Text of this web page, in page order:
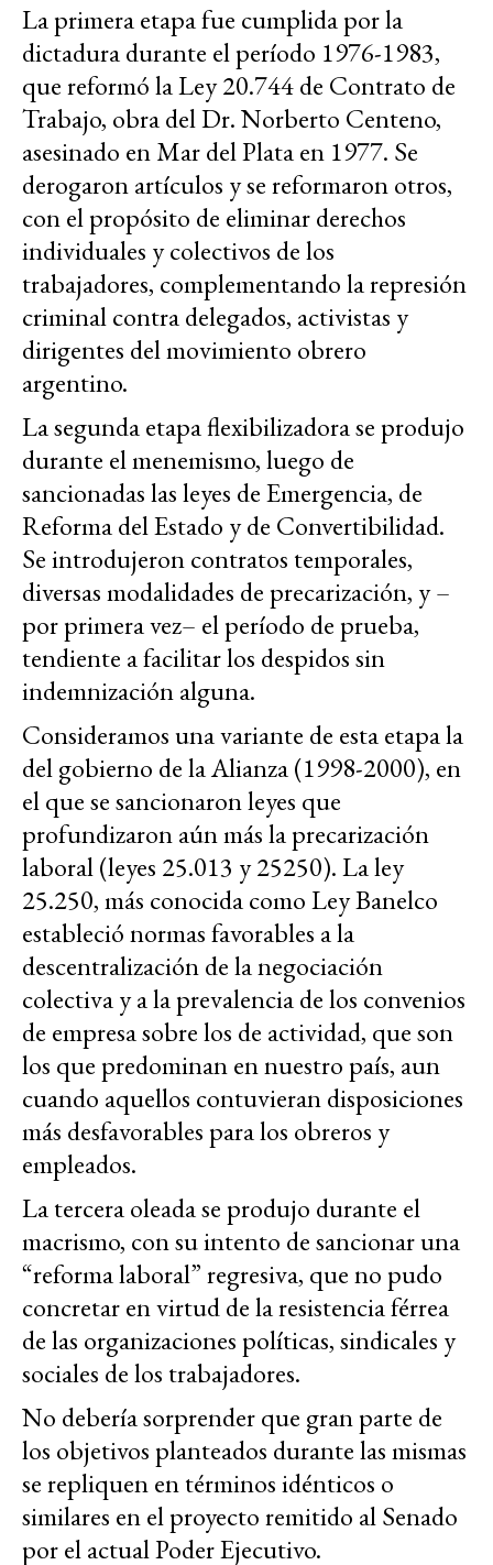
La primera etapa fue cumplida por la
dictadura durante el período 1976-1983,
que reformó la Ley 20.744 de Contrato de
Trabajo, obra del Dr. Norberto Centeno,
asesinado en Mar del Plata en 1977. Se
derogaron artículos y se reformaron otros,
con el propósito de eliminar derechos
individuales y colectivos de los
trabajadores, complementando la represión
criminal contra delegados, activistas y
dirigentes del movimiento obrero
argentino.
La segunda etapa flexibilizadora se produjo
durante el menemismo, luego de
sancionadas las leyes de Emergencia, de
Reforma del Estado y de Convertibilidad.
Se introdujeron contratos temporales,
diversas modalidades de precarización, y –
por primera vez– el período de prueba,
tendiente a facilitar los despidos sin
indemnización alguna.
Consideramos una variante de esta etapa la
del gobierno de la Alianza (1998-2000), en
el que se sancionaron leyes que
profundizaron aún más la precarización
laboral (leyes 25.013 y 25250). La ley
25.250, más conocida como Ley Banelco
estableció normas favorables a la
descentralización de la negociación
colectiva y a la prevalencia de los convenios
de empresa sobre los de actividad, que son
los que predominan en nuestro país, aun
cuando aquellos contuvieran disposiciones
más desfavorables para los obreros y
empleados.
La tercera oleada se produjo durante el
macrismo, con su intento de sancionar una
“reforma laboral” regresiva, que no pudo
concretar en virtud de la resistencia férrea
de las organizaciones políticas, sindicales y
sociales de los trabajadores.
No debería sorprender que gran parte de
los objetivos planteados durante las mismas
se repliquen en términos idénticos o
similares en el proyecto remitido al Senado
por el actual Poder Ejecutivo.